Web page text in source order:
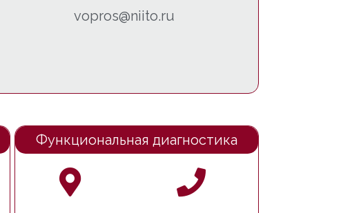
vopros@niito.ru
Функциональная диагностика